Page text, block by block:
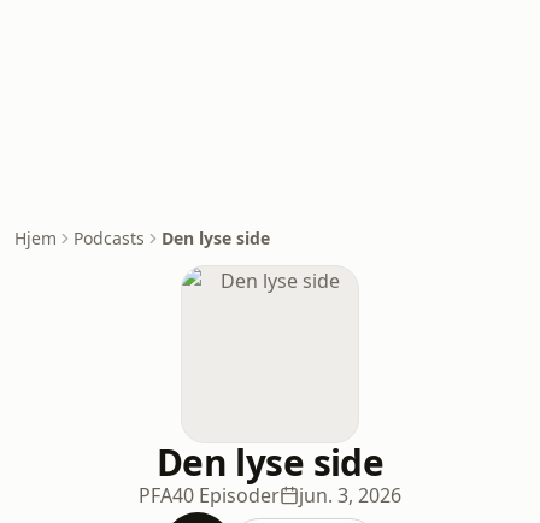
Hjem Podcasts Den lyse side
Den lyse side
PFA40 Episoder jun. 3, 2026